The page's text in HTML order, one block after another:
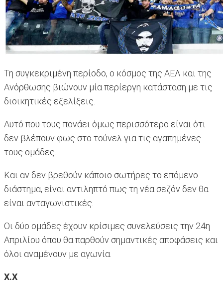
Τη συγκεκριμένη περίοδο, ο κόσμος της ΑΕΛ και της
Ανόρθωσης βιώνουν μία περίεργη κατάσταση με τις
διοικητικές εξελίξεις.
Αυτό που τους πονάει όμως περισσότερο είναι ότι
δεν βλέπουν φως στο τούνελ για τις αγαπημένες
τους ομάδες.
Kαι αν δεν βρεθούν κάποιο σωτήρες το επόμενο
διάστημα, είναι αντιληπτό πως τη νέα σεζόν δεν θα
είναι ανταγωνιστικές.
Οι δύο ομάδες έχουν κρίσιμες συνελεύσεις την 24η
Απριλίου όπου θα παρθούν σημαντικές αποφάσεις και
όλοι αναμένουν με αγωνία.
Χ.Χ